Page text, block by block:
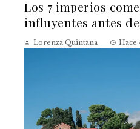
Los 7 imperios
influyentes antes
Lorenza Quintana Hace